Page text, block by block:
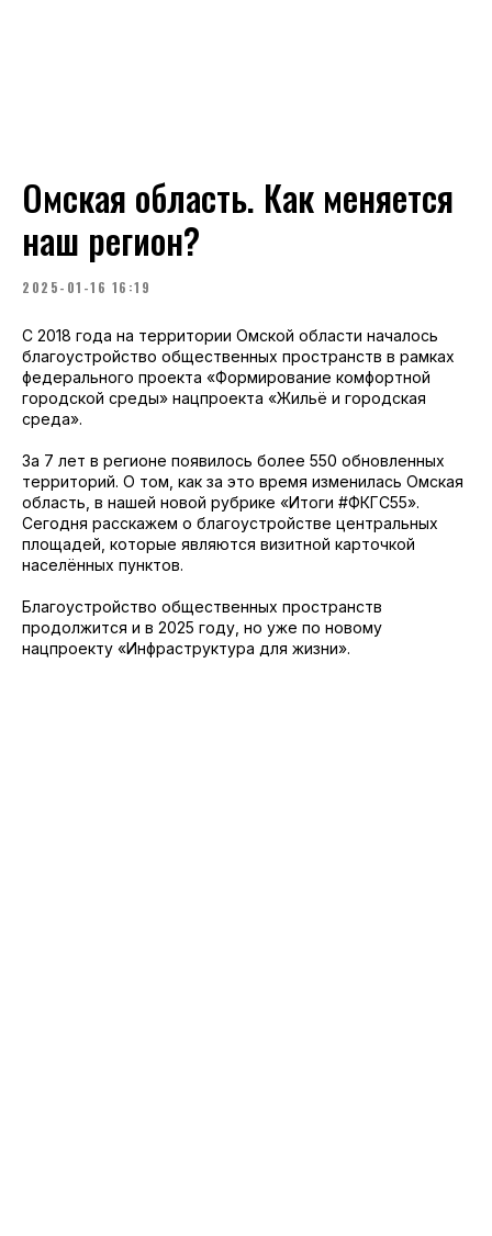
Омская область. Как меняется
наш регион?
2025-01-16 16:19
С 2018 года на территории Омской области началось
благоустройство общественных пространств в рамках
федерального проекта «Формирование комфортной
городской среды» нацпроекта «Жильё и городская
среда».
За 7 лет в регионе появилось более 550 обновленных
территорий. О том, как за это время изменилась Омская
область, в нашей новой рубрике «Итоги #ФКГС55».
Сегодня расскажем о благоустройстве центральных
площадей, которые являются визитной карточкой
населённых пунктов.
Благоустройство общественных пространств
продолжится и в 2025 году, но уже по новому
нацпроекту «Инфраструктура для жизни».